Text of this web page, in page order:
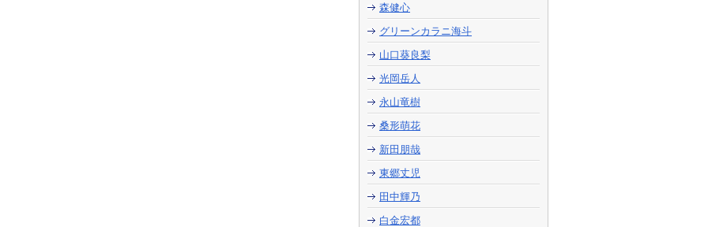
森健心
グリーンカラニ海斗
山口葵良梨
光岡岳人
永山竜樹
桑形萌花
新田朋哉
東郷丈児
田中輝乃
白金宏都